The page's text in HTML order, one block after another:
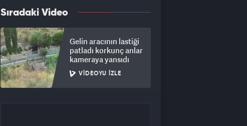
Sıradaki Video
Gelin aracının lastiği
patladı korkunç anlar
kameraya yansıdı
VIDEOYU İZLE